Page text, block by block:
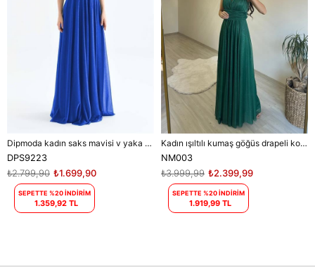
Dipmoda kadın saks mavisi v yaka simli tül abiye elbise DPS9223
DPS9223
₺1.699,90
₺2.799,90
SEPETTE %20 İNDİRİM
1.359,92 TL
Kadın ışıltılı kumaş göğüs drapeli kolsuz elbise DPNM003
NM003
₺2.399,99
₺3.999,99
SEPETTE %20 İNDİRİM
1.919,99 TL